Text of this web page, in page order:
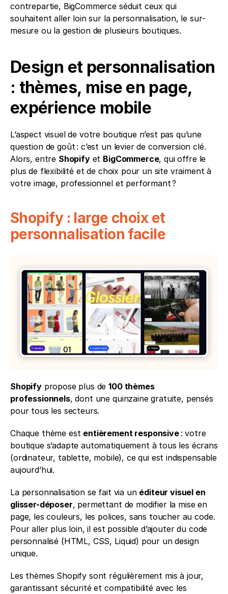
contrepartie, BigCommerce séduit ceux qui
souhaitent aller loin sur la personnalisation, le sur-
mesure ou la gestion de plusieurs boutiques.
Design et personnalisation
: thèmes, mise en page,
expérience mobile
L’aspect visuel de votre boutique n’est pas qu’une
question de goût : c’est un levier de conversion clé.
Alors, entre Shopify et BigCommerce, qui offre le
plus de flexibilité et de choix pour un site vraiment à
votre image, professionnel et performant ?
Shopify : large choix et
personnalisation facile
Shopify propose plus de 100 thèmes
professionnels, dont une quinzaine gratuite, pensés
pour tous les secteurs.
Chaque thème est entièrement responsive : votre
boutique s’adapte automatiquement à tous les écrans
(ordinateur, tablette, mobile), ce qui est indispensable
aujourd’hui.
La personnalisation se fait via un éditeur visuel en
glisser-déposer, permettant de modifier la mise en
page, les couleurs, les polices, sans toucher au code.
Pour aller plus loin, il est possible d’ajouter du code
personnalisé (HTML, CSS, Liquid) pour un design
unique.
Les thèmes Shopify sont régulièrement mis à jour,
garantissant sécurité et compatibilité avec les